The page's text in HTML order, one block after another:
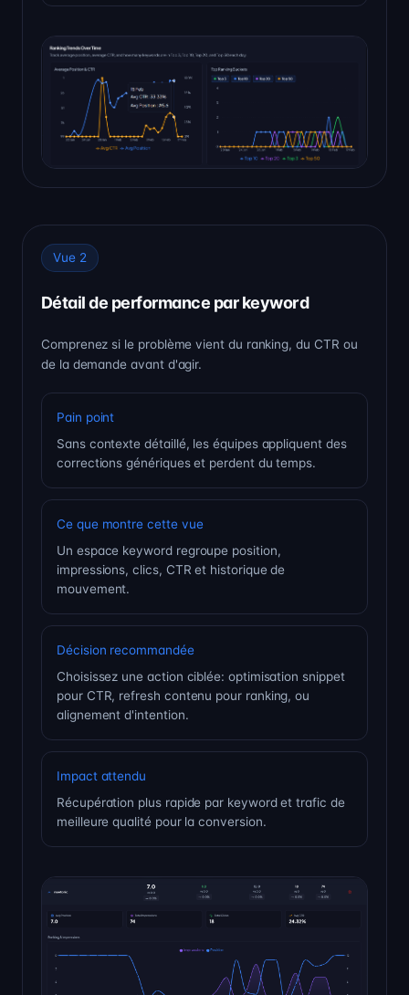
Vue 2
Détail de performance par keyword
Comprenez si le problème vient du ranking, du CTR ou
de la demande avant d'agir.
Pain point
Sans contexte détaillé, les équipes appliquent des
corrections génériques et perdent du temps.
Ce que montre cette vue
Un espace keyword regroupe position,
impressions, clics, CTR et historique de
mouvement.
Décision recommandée
Choisissez une action ciblée: optimisation snippet
pour CTR, refresh contenu pour ranking, ou
alignement d'intention.
Impact attendu
Récupération plus rapide par keyword et trafic de
meilleure qualité pour la conversion.